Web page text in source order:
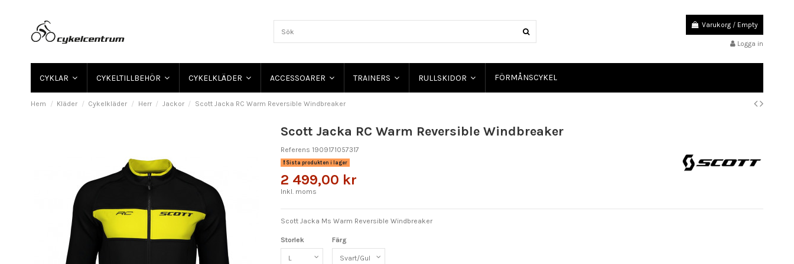
Varukorg / Empty
Logga in
CYKLAR CYKELTILLBEHÖR CYKELKLÄDER ACCESSOARER TRAINERS RULLSKIDOR FÖRMÅNSCYKEL
Hem Kläder Cykelkläder Herr Jackor Scott Jacka RC Warm Reversible Windbreaker
Scott Jacka RC Warm Reversible Windbreaker
Referens 1909171057317
Sista produkten i lager
2 499,00 kr
Inkl. moms
Scott Jacka Ms Warm Reversible Windbreaker
Storlek Färg